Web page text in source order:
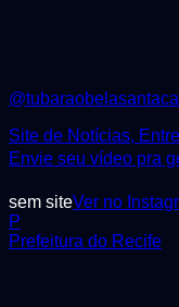
@
Site de Notícias,
Envie seu vídeo pra
sem siteVer no
P
Prefeitura do Recife